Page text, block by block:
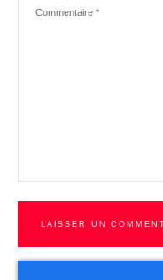
Commentaire *
LAISSER UN